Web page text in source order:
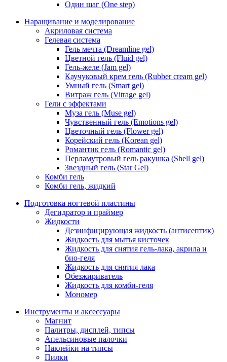
Один шаг (One step)
Наращивание и моделирование
Акриловая система
Гелевая система
Гель мечта (Dreamline gel)
Цветной гель (Fluid gel)
Гель-желе (Jam gel)
Каучуковый крем гель (Rubber cream gel)
Умный гель (Smart gel)
Витраж гель (Vitrage gel)
Гели с эффектами
Муза гель (Muse gel)
Чувственный гель (Emotions gel)
Цветочный гель (Flower gel)
Корейский гель (Korean gel)
Романтик гель (Romantic gel)
Перламутровый гель ракушка (Shell gel)
Звездный гель (Star Gel)
Комби гель
Комби гель, жидкий
Подготовка ногтевой пластины
Дегидратор и праймер
Жидкости
Дезинфицирующая жидкость (антисептик)
Жидкость для мытья кисточек
Жидкость для снятия гель-лака, акрила и
био-геля
Жидкость для снятия лака
Обезжириватель
Жидкость для комби-геля
Мономер
Инструменты и аксессуары
Магнит
Палитры, дисплей, типсы
Апельсиновые палочки
Наклейки на типсы
Пилки